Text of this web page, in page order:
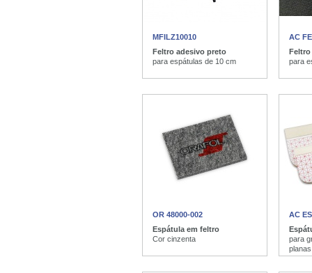
MFILZ10010
Feltro adesivo preto
para espátulas de 10 cm
AC
Feltro
para
OR 48000-002
Espátula em feltro
Cor cinzenta
AC
para
planas